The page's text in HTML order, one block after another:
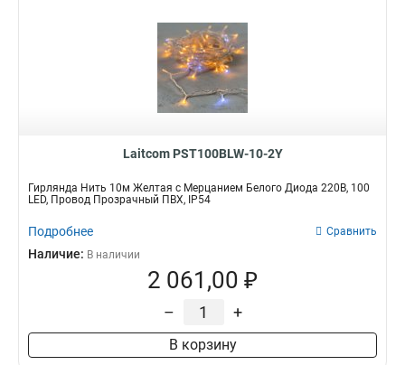
Laitcom PST100BLW-10-2Y
Гирлянда Нить 10м Желтая с Мерцанием Белого Диода 220В, 100
LED, Провод Прозрачный ПВХ, IP54
Подробнее Сравнить
Наличие: В наличии
2 061,00 ₽
– +
В корзину